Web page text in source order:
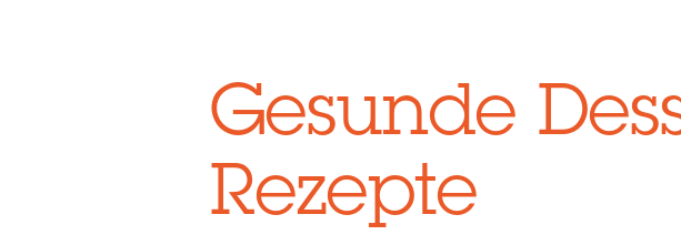
Gesunde
Rezepte